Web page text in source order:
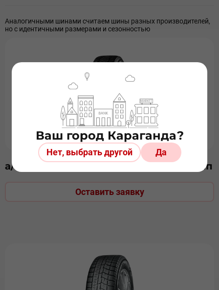
Аналогичными шинами считаем шины разных производителей,
но с идентичными размерами и сезонностью
а/ш 235/45 х 18 Yokohama IG65 98T шип
Оставить заявку
Ваш город Караганда?
Нет, выбрать другой Да